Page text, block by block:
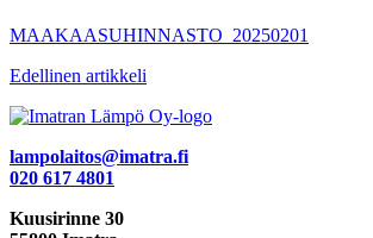
MAAKAASUHINNASTO_20250201
Artikkelien
selaus
Edellinen artikkeli
lampolaitos@imatra.fi
020 617 4801
Kuusirinne 30